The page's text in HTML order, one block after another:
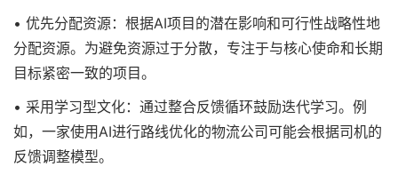
• 优先分配资源：根据AI项目的潜在影响和可行性战略性地
分配资源。为避免资源过于分散，专注于与核心使命和长期
目标紧密一致的项目。
• 采用学习型文化：通过整合反馈循环鼓励迭代学习。例
如，一家使用AI进行路线优化的物流公司可能会根据司机的
反馈调整模型。